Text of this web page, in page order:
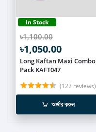
In Stock
৳1,100.00
৳1,050.00
Long Kaftan Maxi Combo
Pack KAFT047
(122 reviews)
অর্ডার করুন